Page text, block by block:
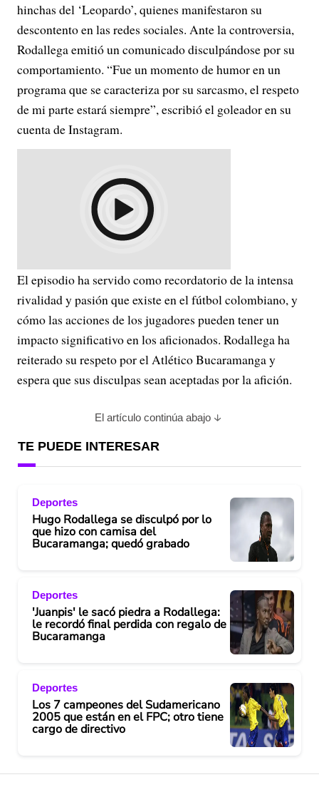
hinchas del ‘Leopardo’, quienes manifestaron su
descontento en las redes sociales. Ante la controversia,
Rodallega emitió un comunicado disculpándose por su
comportamiento. “Fue un momento de humor en un
programa que se caracteriza por su sarcasmo, el respeto
de mi parte estará siempre”, escribió el goleador en su
cuenta de Instagram.
El episodio ha servido como recordatorio de la intensa
rivalidad y pasión que existe en el fútbol colombiano, y
cómo las acciones de los jugadores pueden tener un
impacto significativo en los aficionados. Rodallega ha
reiterado su respeto por el Atlético Bucaramanga y
espera que sus disculpas sean aceptadas por la afición.
El artículo continúa abajo
TE PUEDE INTERESAR
Deportes
Hugo Rodallega se disculpó por lo
que hizo con camisa del
Bucaramanga; quedó grabado
Deportes
'Juanpis' le sacó piedra a Rodallega:
le recordó final perdida con regalo de
Bucaramanga
Deportes
Los 7 campeones del Sudamericano
2005 que están en el FPC; otro tiene
cargo de directivo